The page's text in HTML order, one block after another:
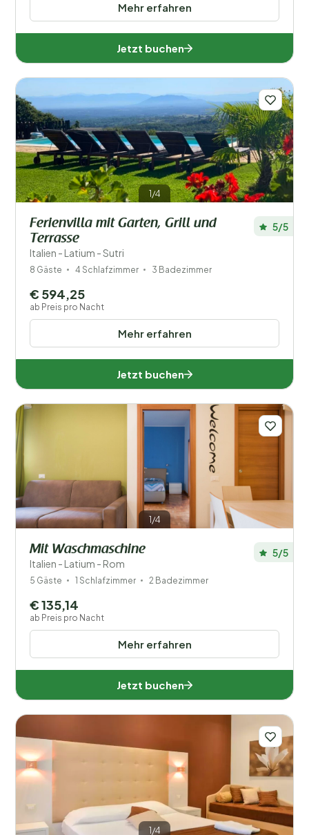
Typ Ferienhaus
Behinderte
Ausstattung
Wellness
Mehr erfahren
Jetzt buchen
1/4
Ferienvilla mit Garten, Grill und
Terrasse
Italien - Latium - Sutri
5/5
8 Gäste 4 Schlafzimmer 3 Badezimmer
Mehr erfahren
€ 594,25
ab Preis pro Nacht
Jetzt buchen
1/4
Mit Waschmaschine
Italien - Latium - Rom
5/5
5 Gäste 1 Schlafzimmer 2 Badezimmer
Mehr erfahren
€ 135,14
ab Preis pro Nacht
Jetzt buchen
1/4